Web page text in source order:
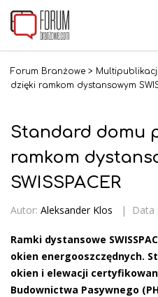
Forum Branżowe >
dzięki ramkom dystansowym
Standard domu
ramkom
SWISSPACER
Autor: Aleksander Klos | Data
Ramki dystansowe
okien energooszczędnych.
okien i elewacji
Budownictwa Pasywnego